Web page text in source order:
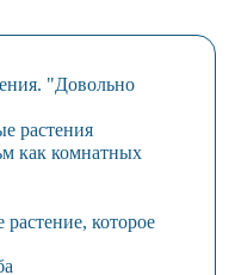
"Довольно
растения
как комнатных
которое